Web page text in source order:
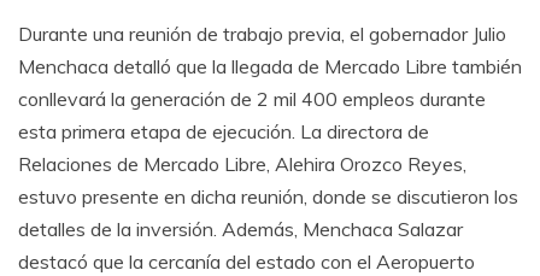
Durante una reunión de trabajo previa, el gobernador Julio
Menchaca detalló que la llegada de Mercado Libre también
conllevará la generación de 2 mil 400 empleos durante
esta primera etapa de ejecución. La directora de
Relaciones de Mercado Libre, Alehira Orozco Reyes,
estuvo presente en dicha reunión, donde se discutieron los
detalles de la inversión. Además, Menchaca Salazar
destacó que la cercanía del estado con el Aeropuerto